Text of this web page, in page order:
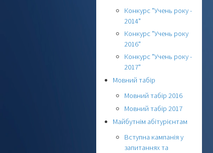
Конкурс "Учень року -
2014"
Конкурс "Учень року
2016"
Конкурс "Учень року -
2017"
Мовний табір
Мовний табір 2016
Мовний табір 2017
Майбутнім абітурієнтам
Вступна кампанія у
запитаннях та